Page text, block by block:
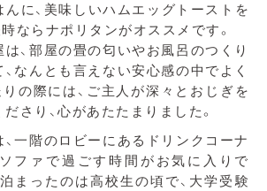
に、美味しいハムエッグトーストを
ならナポリタンがオススメです。
、部屋の畳の匂いやお風呂のつくり
なんとも言えない安心感の中でよく
の際には、ご主人が深々とおじぎを
さり、心があたたまりました。
一階のロビーにあるドリンクコーナ
ファで過ごす時間がお気に入りで
まったのは高校生の頃で、大学受験